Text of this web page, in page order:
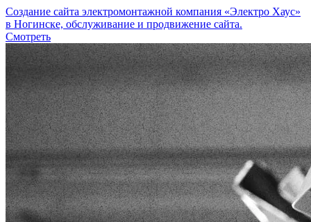
Создание сайта электромонтажной компания «Электро Хаус»
в Ногинске, обслуживание и продвижение сайта.
Смотреть